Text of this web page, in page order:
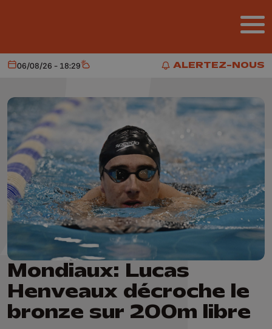
ALERTEZ-NOUS
ALERTEZ-NOUS
Aujourd'hui
06/08/26 - 18:29 Météo
Mondiaux: Lucas
Henveaux décroche le
bronze sur 200m libre